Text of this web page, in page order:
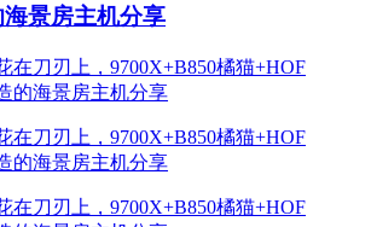
景房主机分享